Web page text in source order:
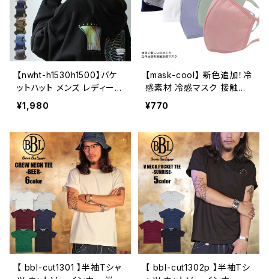
【nwht-h1530h1500】バケ
ットハット メンズ レディース
NEWHATTAN ニューハッ
タン ハット nwht-h1530h15
ストリート 大きいサイズ 小
さいサイズ
¥1,980
【mask-cool】 新色追加！冷
感素材 冷感マスク 接触冷
感 夏用マスク 涼しい 洗え
ク シンプルマスク 予防 防
御 軽い オシャレ かっこいい
夏 おうちスタイル おうちオ
シャレ デイリーマスク繰り
返し使える 水洗い 中性洗
剤可 冷たい 清涼
¥770
【 bbl-cut1301 】半袖Tシャ
【 bbl-cut1302p 】半袖Tシ